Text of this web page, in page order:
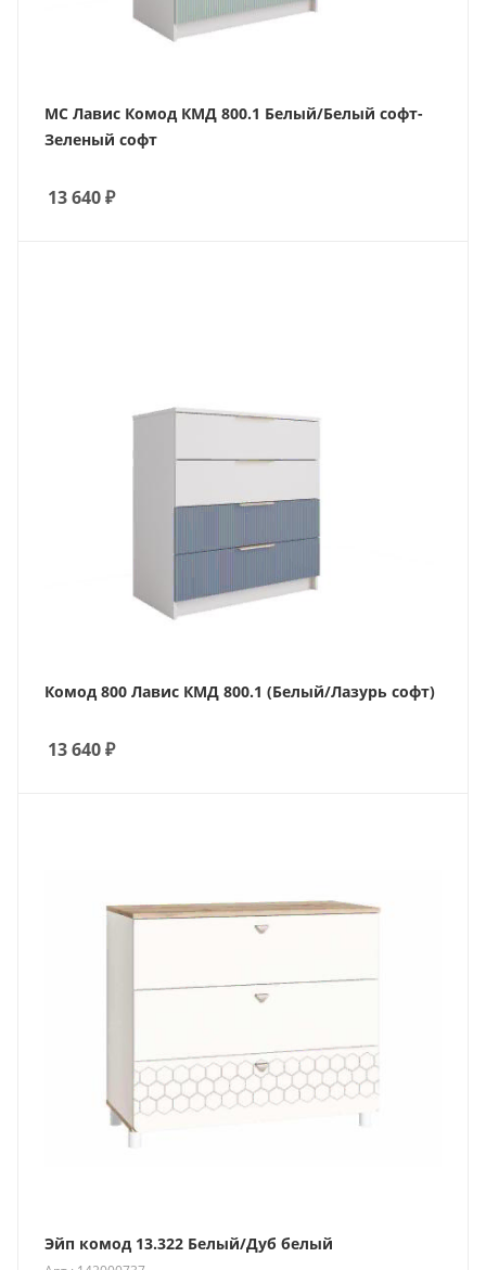
МС Лавис Комод КМД 800.1 Белый/Белый софт-
Зеленый софт
13 640₽
Комод 800 Лавис КМД 800.1 (Белый/Лазурь софт)
13 640₽
Эйп комод 13.322 Белый/Дуб белый